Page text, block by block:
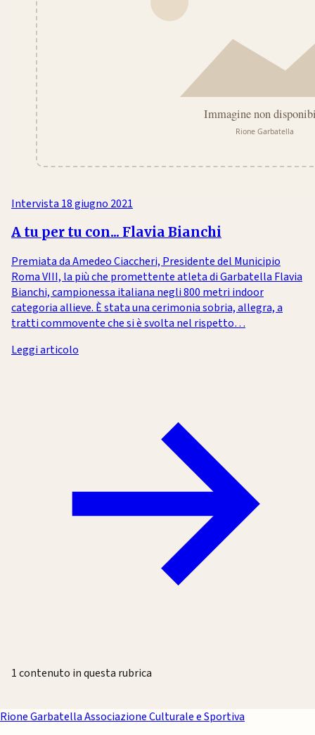
Intervista 18 giugno 2021
A tu per tu con... Flavia Bianchi
Premiata da Amedeo Ciaccheri, Presidente del Municipio
Roma VIII, la più che promettente atleta di Garbatella Flavia
Bianchi, campionessa italiana negli 800 metri indoor
categoria allieve. È stata una cerimonia sobria, allegra, a
tratti commovente che si è svolta nel rispetto…
Leggi articolo
1 contenuto in questa rubrica
Rione GarbatellaAssociazione Culturale e Sportiva